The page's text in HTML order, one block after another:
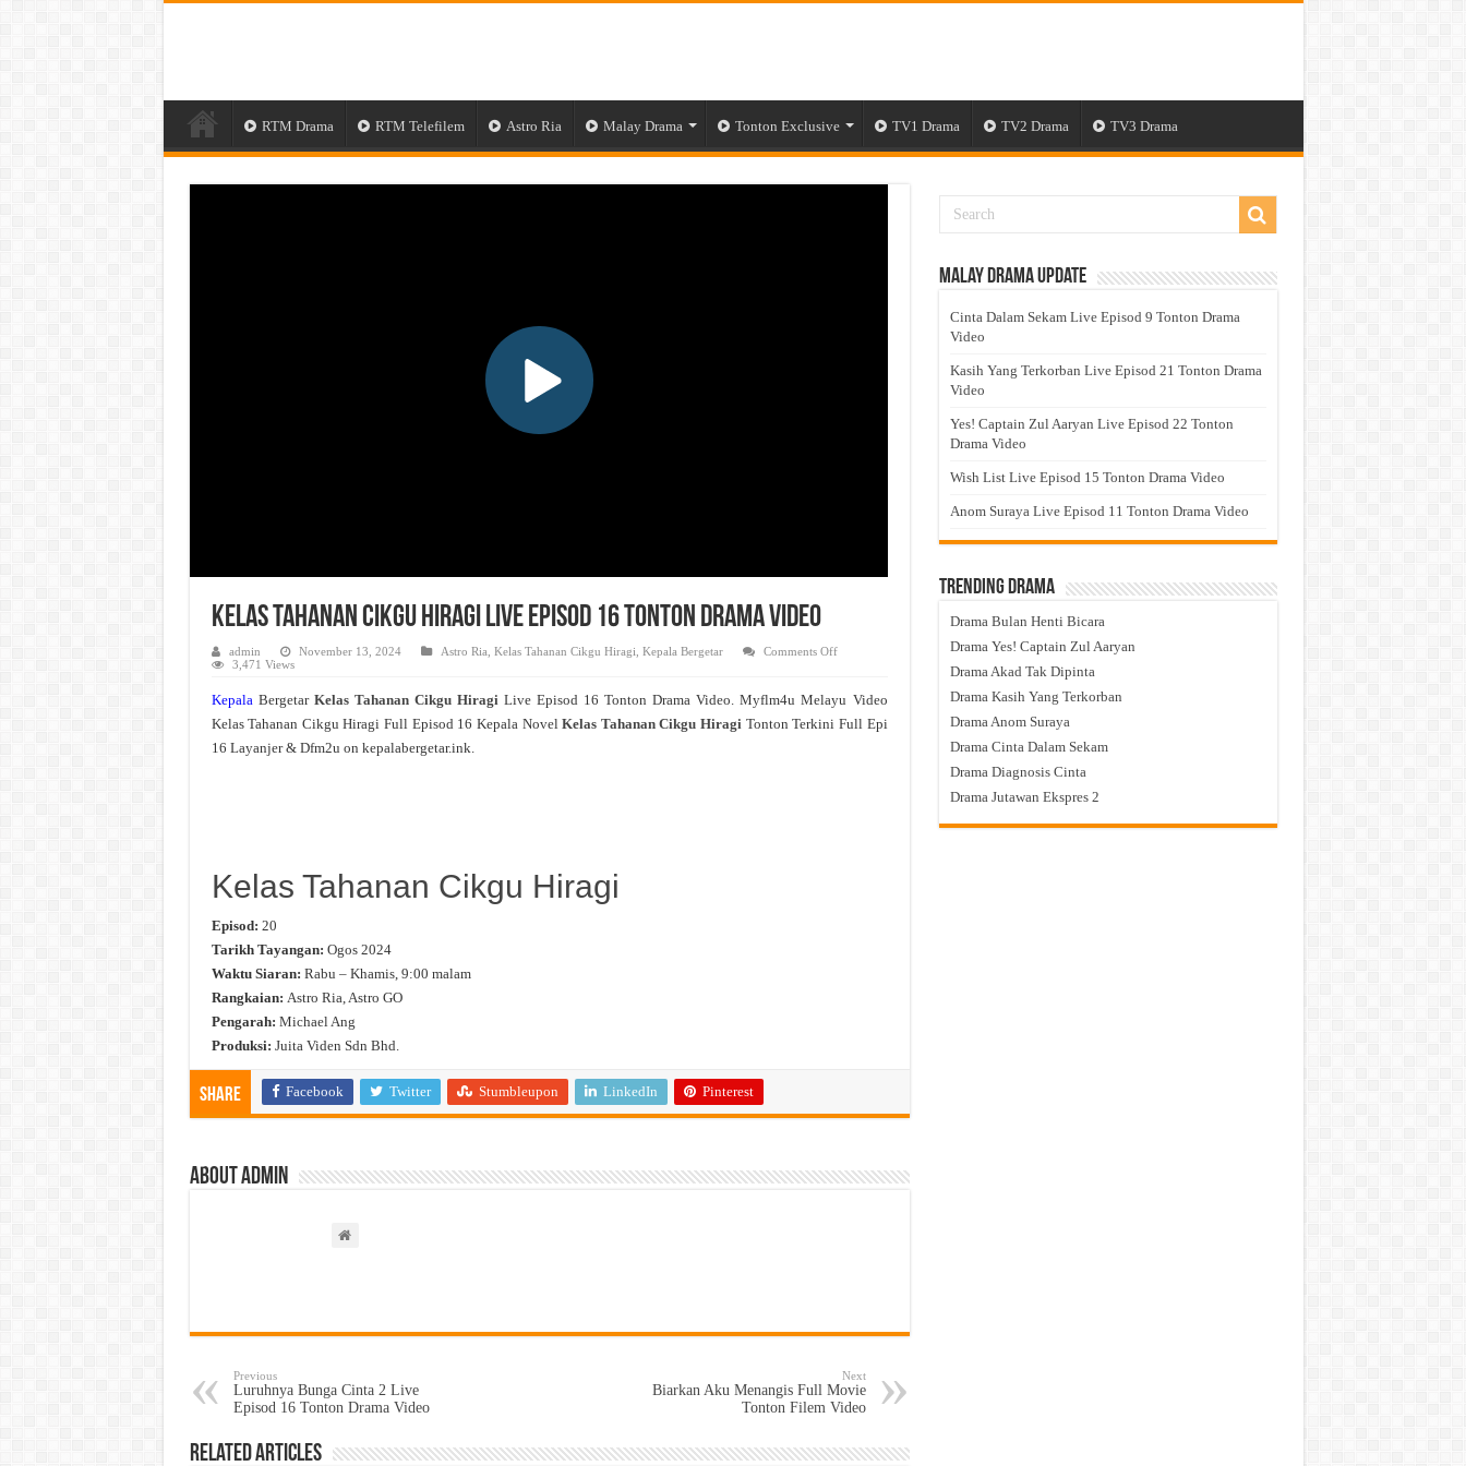
RTM Drama RTM Telefilem Astro Ria Malay Drama Tonton Exclusive TV1 Drama TV2 Drama TV3 Drama
Kelas Tahanan Cikgu Hiragi Live Episod 16 Tonton Drama Video
admin November 13, 2024 Astro Ria Kelas Tahanan Cikgu Hiragi Kepala Bergetar Comments Offon
Hiragi
Episod
3,471 Views
KepalaBergetar Kelas Tahanan Cikgu Hiragi Live Episod 16 Tonton Drama Video. Myflm4u Melayu Video
Kelas Tahanan Cikgu Hiragi Full Episod 16 Kepala NovelKelas Tahanan Cikgu Hiragi Tonton Terkini Full Epi
16 Layanjer & Dfm2u on kepalabergetar.ink.
Kelas Tahanan Cikgu Hiragi
Episod: 20
Tarikh Tayangan: Ogos 2024
Waktu Siaran: Rabu – Khamis, 9:00 malam
Rangkaian: Astro Ria, Astro GO
Pengarah: Michael Ang
Produksi: Juita Viden Sdn Bhd.
Share Facebook Twitter Stumbleupon LinkedIn Pinterest
About admin
Previous
Luruhnya Bunga Cinta 2 Live
Episod 16 Tonton Drama Video
Next
Biarkan Aku Menangis Full Movie
Tonton Filem Video
Related Articles
Malay Drama Update
Cinta Dalam Sekam Live Episod 9 Tonton Drama
Video
Kasih Yang Terkorban Live Episod 21 Tonton Drama
Video
Yes! Captain Zul Aaryan Live Episod 22 Tonton
Drama Video
Wish List Live Episod 15 Tonton Drama Video
Anom Suraya Live Episod 11 Tonton Drama Video
Trending Drama
Drama Bulan Henti Bicara
Drama Yes! Captain Zul Aaryan
Drama Akad Tak Dipinta
Drama Kasih Yang Terkorban
Drama Anom Suraya
Drama Cinta Dalam Sekam
Drama Diagnosis Cinta
Drama Jutawan Ekspres 2